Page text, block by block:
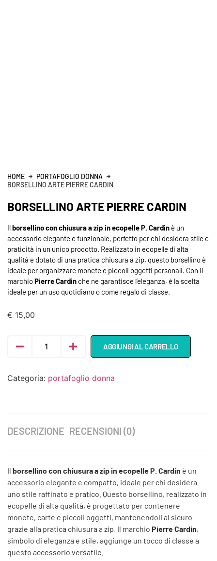
HOME
PORTAFOGLIO DONNA
BORSELLINO ARTE PIERRE CARDIN
BORSELLINO ARTE PIERRE CARDIN
Ilborsellino con chiusura a zip in ecopelle P. Cardin è un
accessorio elegante e funzionale, perfetto per chi desidera stile e
praticità in un unico prodotto. Realizzato in ecopelle di alta
qualità e dotato di una pratica chiusura a zip, questo borsellino è
ideale per organizzare monete e piccoli oggetti personali. Con il
marchioPierre Cardin che ne garantisce l’eleganza, è la scelta
ideale per un uso quotidiano o come regalo di classe.
€ 15,00
AGGIUNGI AL CARRELLO
Categoria: portafoglio donna
DESCRIZIONE RECENSIONI (0)
Il borsellino con chiusura a zip in ecopelle P. Cardin è un
accessorio elegante e compatto, ideale per chi desidera
uno stile raffinato e pratico. Questo borsellino, realizzato in
ecopelle di alta qualità, è progettato per contenere
monete, carte e piccoli oggetti, mantenendoli al sicuro
grazie alla pratica chiusura a zip. Il marchio Pierre Cardin,
simbolo di eleganza e stile, aggiunge un tocco di classe a
questo accessorio versatile.